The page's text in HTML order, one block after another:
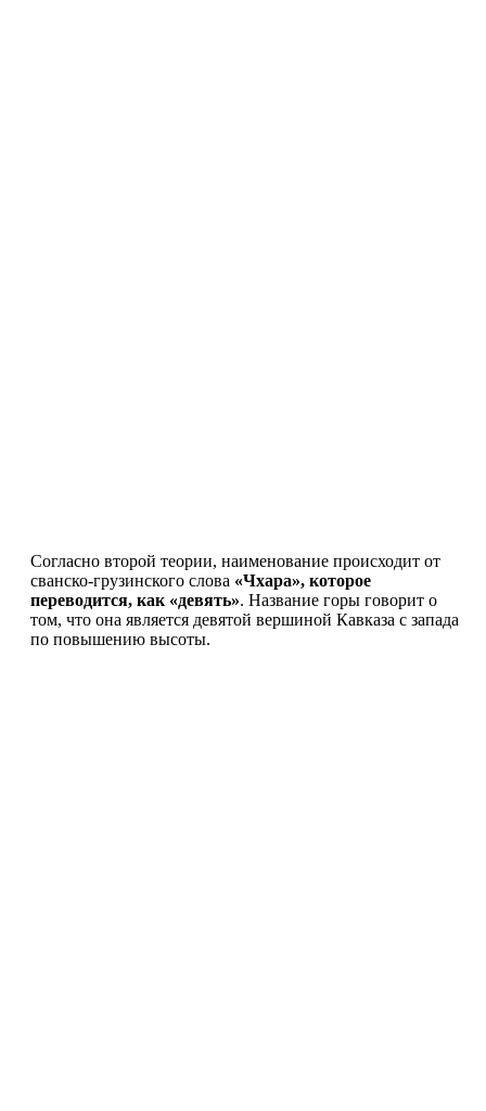
Согласно второй теории, наименование происходит от
сванско-грузинского слова «Чхара», которое
переводится, как «девять». Название горы говорит о
том, что она является девятой вершиной Кавказа с запада
по повышению высоты.